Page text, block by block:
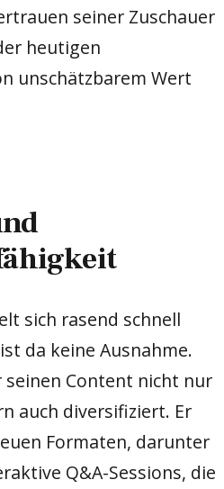
seiner Zuschauer
heutigen
unschätzbarem Wert
sich rasend schnell
da keine Ausnahme.
seinen Content nicht nur
auch diversifiziert. Er
Formaten, darunter
Q&A-Sessions, die